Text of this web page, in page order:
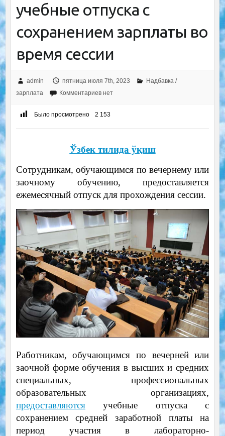
учебные отпуска с
сохранением зарплаты во
время сессии
admin пятница июля 7th, 2023
Надбавка /
зарплата
Комментариев нет
Было просмотрено 2 153
Ўзбек тилида ўқиш
Сотрудникам, обучающимся по вечернему или
заочному обучению, предоставляется
ежемесячный отпуск для прохождения сессии.
Работникам, обучающимся по вечерней или
заочной форме обучения в высших и средних
специальных, профессиональных
образовательных организациях,
предоставляютсяучебные отпуска с
сохранением средней заработной платы на
период участия в лабораторно-